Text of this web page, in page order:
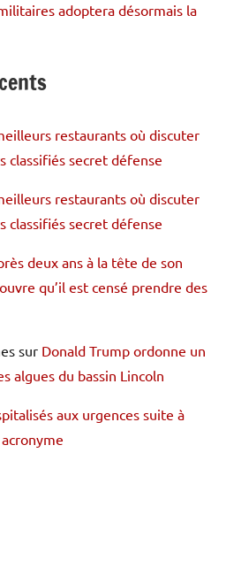
adoptera désormais la
restaurants où discuter
classifiés secret défense
restaurants où discuter
classifiés secret défense
deux ans à la tête de son
qu’il est censé prendre des
sur Donald Trump ordonne un
algues du bassin Lincoln
aux urgences suite à